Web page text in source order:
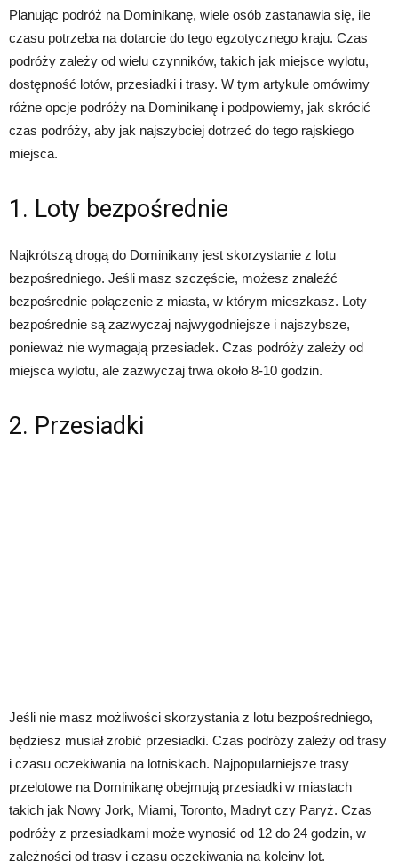
Planując podróż na Dominikanę, wiele osób zastanawia się, ile
czasu potrzeba na dotarcie do tego egzotycznego kraju. Czas
podróży zależy od wielu czynników, takich jak miejsce wylotu,
dostępność lotów, przesiadki i trasy. W tym artykule omówimy
różne opcje podróży na Dominikanę i podpowiemy, jak skrócić
czas podróży, aby jak najszybciej dotrzeć do tego rajskiego
miejsca.
1. Loty bezpośrednie
Najkrótszą drogą do Dominikany jest skorzystanie z lotu
bezpośredniego. Jeśli masz szczęście, możesz znaleźć
bezpośrednie połączenie z miasta, w którym mieszkasz. Loty
bezpośrednie są zazwyczaj najwygodniejsze i najszybsze,
ponieważ nie wymagają przesiadek. Czas podróży zależy od
miejsca wylotu, ale zazwyczaj trwa około 8-10 godzin.
2. Przesiadki
Jeśli nie masz możliwości skorzystania z lotu bezpośredniego,
będziesz musiał zrobić przesiadki. Czas podróży zależy od trasy
i czasu oczekiwania na lotniskach. Najpopularniejsze trasy
przelotowe na Dominikanę obejmują przesiadki w miastach
takich jak Nowy Jork, Miami, Toronto, Madryt czy Paryż. Czas
podróży z przesiadkami może wynosić od 12 do 24 godzin, w
zależności od trasy i czasu oczekiwania na kolejny lot.